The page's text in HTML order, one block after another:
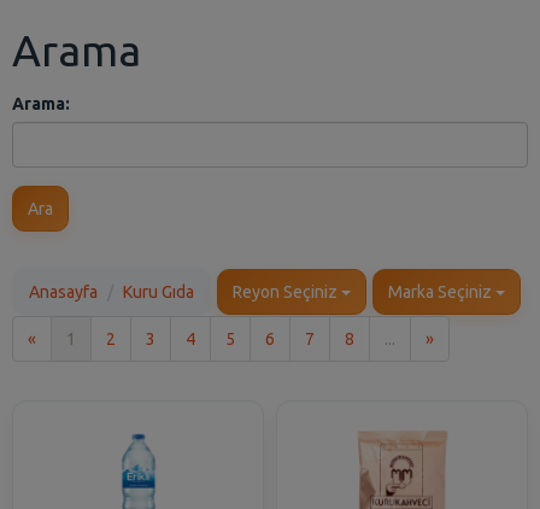
Arama
Arama:
Ara
Anasayfa Kuru Gıda Reyon Seçiniz Marka Seçiniz
« 1 2 3 4 5 6 7 8 ... »Son